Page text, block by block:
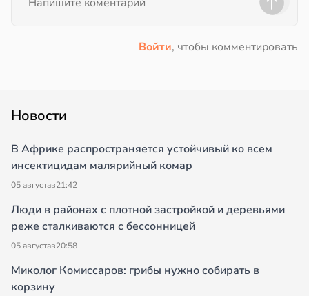
Войти, чтобы комментировать
Новости
В Африке распространяется устойчивый ко всем
инсектицидам малярийный комар
05 августав21:42
Люди в районах с плотной застройкой и деревьями
реже сталкиваются с бессонницей
05 августав20:58
Миколог Комиссаров: грибы нужно собирать в
корзину